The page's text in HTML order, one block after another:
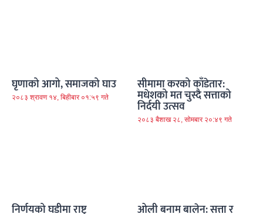
घृणाको आगो, समाजको घाउ
२०८३ श्रावण १४, बिहीबार ०१:५९ गते
सीमामा करको काँडेतार:
मधेशको मत चुस्दै सत्ताको
निर्दयी उत्सव
२०८३ बैशाख २८, सोमबार २०:४९ गते
निर्णयको घडीमा राष्ट्र ओली बनाम बालेन: सत्ता र